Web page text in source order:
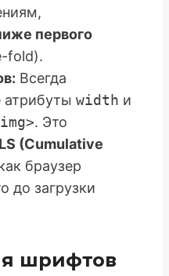
первого
fold).
Всегда
атрибуты width и
. Это
(Cumulative
браузер
до загрузки
шрифтов